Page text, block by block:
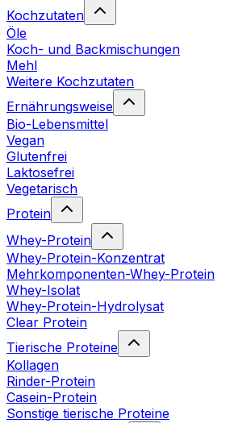
Kochzutaten
Öle
Koch- und Backmischungen
Mehl
Weitere Kochzutaten
Ernährungsweise
Bio-Lebensmittel
Vegan
Glutenfrei
Laktosefrei
Vegetarisch
Protein
Whey-Protein
Whey-Protein-Konzentrat
Mehrkomponenten-Whey-Protein
Whey-Isolat
Whey-Protein-Hydrolysat
Clear Protein
Tierische Proteine
Kollagen
Rinder-Protein
Casein-Protein
Sonstige tierische Proteine